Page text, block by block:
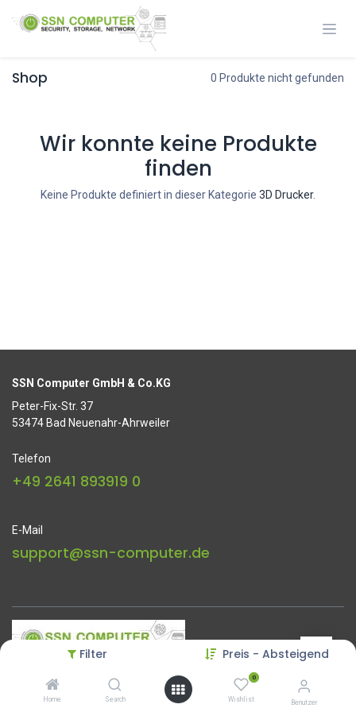
Filter Preis - Absteigend
Home Search
0
Wishlist Benutzer
Shop 0 Produkte nicht gefunden
Wir konnte keine Produkte
finden
Keine Produkte definiert in dieser Kategorie 3D Drucker.
SSN Computer GmbH & Co.KG
Peter-Fix-Str. 37
53474 Bad Neuenahr-Ahrweiler
Telefon
+49 2641 893919 0
E-Mail
support@ssn-computer.de
Startseite Über uns • Datenschutz Impressum